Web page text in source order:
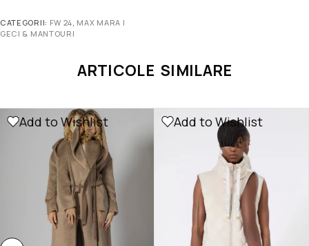
CATEGORII: FW 24 MAX MARA |
GECI & MANTOURI
ARTICOLE SIMILARE
Add to Wishlist Add to Wishlist